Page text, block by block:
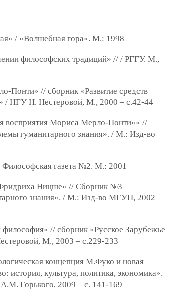
/ «Волшебная гора». М.: 1998
философских традиций» // / РГГУ. М.,
Понти» // сборник «Развитие средств
/ НГУ Н. Нестеровой, М., 2000 – с.42-44
восприятия Мориса Мерло-Понти»» //
гуманитарного знания». / М.: Изд-во
газета №2. М.: 2001
Ницше» // Сборник №3
знания». / М.: Изд-во МГУП, 2002
// сборник «Русское Зарубежье
М., 2003 – с.229-233
концепция М.Фуко и новая
история, культура, политика, экономика».
А.М. Горького, 2009 – с. 141-169